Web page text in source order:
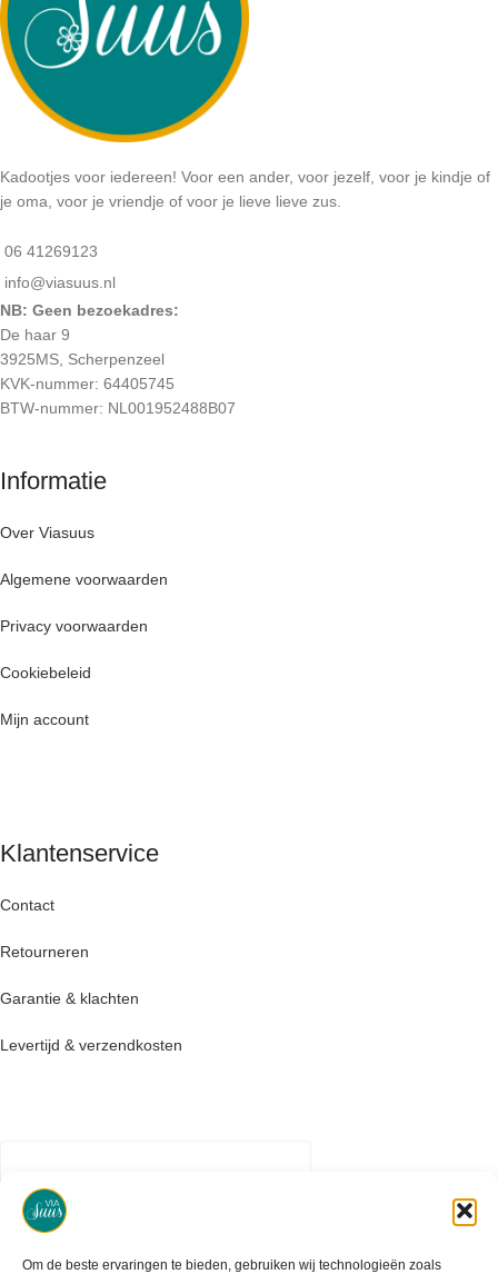
Om de beste ervaringen te bieden, gebruiken wij technologieën zoals
Kadootjes voor iedereen! Voor een ander, voor jezelf, voor je kindje of
je oma, voor je vriendje of voor je lieve lieve zus.
06 41269123
info@viasuus.nl
NB: Geen bezoekadres:
De haar 9
3925MS, Scherpenzeel
KVK-nummer: 64405745
BTW-nummer: NL001952488B07
Informatie
Over Viasuus
Algemene voorwaarden
Privacy voorwaarden
Cookiebeleid
Mijn account
Klantenservice
Contact
Retourneren
Garantie & klachten
Levertijd & verzendkosten